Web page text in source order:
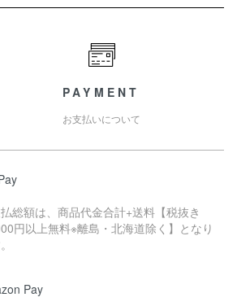
PAYMENT
お支払いについて
総額は、商品代金合計+送料【税抜き
円以上無料※離島・北海道除く】となり
Pay